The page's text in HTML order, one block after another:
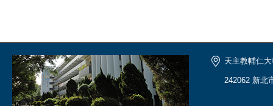
天主教輔仁
242062 新北